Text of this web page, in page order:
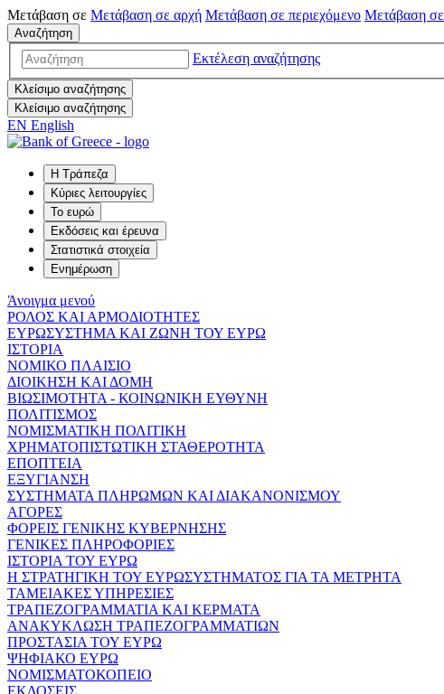
Μετάβαση σε Μετάβαση σε αρχή Μετάβαση σε περιεχόμενο Μετάβαση σε
Αναζήτηση
Εκτέλεση αναζήτησης
Κλείσιμο αναζήτησης
Κλείσιμο αναζήτησης
EN English
Η Τράπεζα
Κύριες λειτουργίες
Το ευρώ
Εκδόσεις και έρευνα
Στατιστικά στοιχεία
Ενημέρωση
Άνοιγμα μενού
ΡΟΛΟΣ ΚΑΙ ΑΡΜΟΔΙΟΤΗΤΕΣ
ΕΥΡΩΣΥΣΤΗΜΑ ΚΑΙ ΖΩΝΗ ΤΟΥ ΕΥΡΩ
ΙΣΤΟΡΙΑ
ΝΟΜΙΚΟ ΠΛΑΙΣΙΟ
ΔΙΟΙΚΗΣΗ ΚΑΙ ΔΟΜΗ
ΒΙΩΣΙΜΟΤΗΤΑ - ΚΟΙΝΩΝΙΚΗ ΕΥΘΥΝΗ
ΠΟΛΙΤΙΣΜΟΣ
ΝΟΜΙΣΜΑΤΙΚΗ ΠΟΛΙΤΙΚΗ
ΧΡΗΜΑΤΟΠΙΣΤΩΤΙΚΗ ΣΤΑΘΕΡΟΤΗΤΑ
ΕΠΟΠΤΕΙΑ
ΕΞΥΓΙΑΝΣΗ
ΣΥΣΤΗΜΑΤΑ ΠΛΗΡΩΜΩΝ ΚΑΙ ΔΙΑΚΑΝΟΝΙΣΜΟΥ
ΑΓΟΡΕΣ
ΦΟΡΕΙΣ ΓΕΝΙΚΗΣ ΚΥΒΕΡΝΗΣΗΣ
ΓΕΝΙΚΕΣ ΠΛΗΡΟΦΟΡΙΕΣ
ΙΣΤΟΡΙΑ ΤΟΥ ΕΥΡΩ
Η ΣΤΡΑΤΗΓΙΚΗ ΤΟΥ ΕΥΡΩΣΥΣΤΗΜΑΤΟΣ ΓΙΑ ΤΑ ΜΕΤΡΗΤΑ
ΤΑΜΕΙΑΚΕΣ ΥΠΗΡΕΣΙΕΣ
ΤΡΑΠΕΖΟΓΡΑΜΜΑΤΙΑ ΚΑΙ ΚΕΡΜΑΤΑ
ΑΝΑΚΥΚΛΩΣΗ ΤΡΑΠΕΖΟΓΡΑΜΜΑΤΙΩΝ
ΠΡΟΣΤΑΣΙΑ ΤΟΥ ΕΥΡΩ
ΨΗΦΙΑΚΟ ΕΥΡΩ
ΝΟΜΙΣΜΑΤΟΚΟΠΕΙΟ
ΕΚΔΟΣΕΙΣ